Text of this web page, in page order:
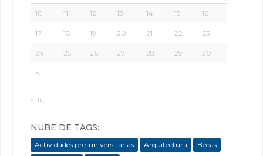
10 11 12 13 14 15 16
17 18 19 20 21 22 23
24 25 26 27 28 29 30
31
« Jul
NUBE DE TAGS:
Actividades pre-universitarias Arquitectura
Becas